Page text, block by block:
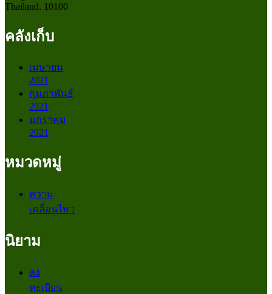
Thailand. 10100
คลังเก็บ
เมษายน
2021
กุมภาพันธ์
2021
มกราคม
2021
หมวดหมู่
ความ
เคลื่อนไหว
นิยาม
ลง
ทะเบียน